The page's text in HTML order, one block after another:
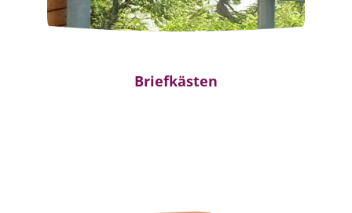
Briefkästen